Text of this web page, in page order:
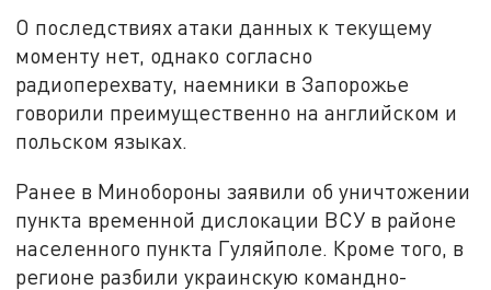
О последствиях атаки данных к текущему
моменту нет, однако согласно
радиоперехвату, наемники в Запорожье
говорили преимущественно на английском и
польском языках.
Ранее в Минобороны заявили об уничтожении
пункта временной дислокации ВСУ в районе
населенного пункта Гуляйполе. Кроме того, в
регионе разбили украинскую командно-